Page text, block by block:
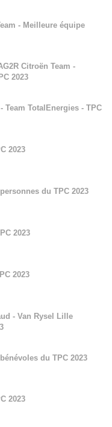
- Meilleure équipe
Citroën Team -
2023
Team TotalEnergies - TPC
2023
du TPC 2023
2023
2023
- Van Rysel Lille
du TPC 2023
2023